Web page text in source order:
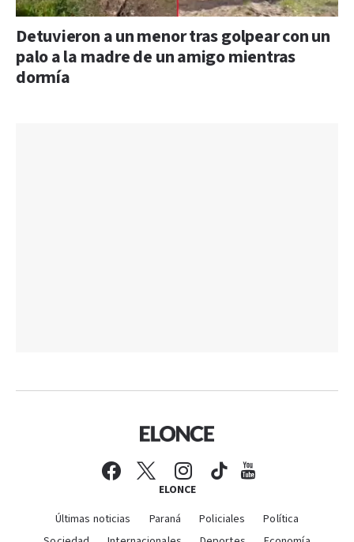
Detuvieron a un menor tras golpear con un
palo a la madre de un amigo mientras
dormía
ELONCE
Últimas noticias Paraná Policiales
Política